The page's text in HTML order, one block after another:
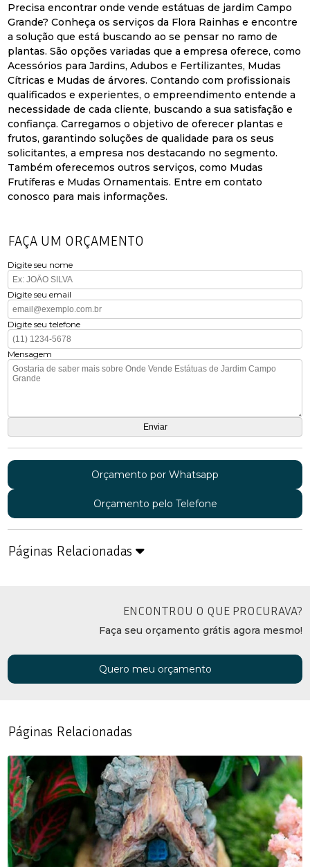
Precisa encontrar onde vende estátuas de jardim Campo
Grande? Conheça os serviços da Flora Rainhas e encontre
a solução que está buscando ao se pensar no ramo de
plantas. São opções variadas que a empresa oferece, como
Acessórios para Jardins, Adubos e Fertilizantes, Mudas
Cítricas e Mudas de árvores. Contando com profissionais
qualificados e experientes, o empreendimento entende a
necessidade de cada cliente, buscando a sua satisfação e
confiança. Carregamos o objetivo de oferecer plantas e
frutos, garantindo soluções de qualidade para os seus
solicitantes, a empresa nos destacando no segmento.
Também oferecemos outros serviços, como Mudas
Frutíferas e Mudas Ornamentais. Entre em contato
conosco para mais informações.
FAÇA UM ORÇAMENTO
Digite seu nome
Digite seu email
Digite seu telefone
Mensagem
Orçamento por Whatsapp
Orçamento pelo Telefone
Páginas Relacionadas
ENCONTROU O QUE PROCURAVA?
Faça seu orçamento grátis agora mesmo!
Quero meu orçamento
Páginas Relacionadas